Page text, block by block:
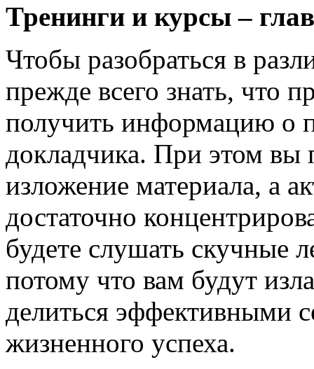
Тренинги и курсы –
Чтобы разобраться в
прежде всего знать, что
получить информацию о
докладчика. При этом вы
изложение материала, а
достаточно
будете слушать скучные
потому что вам будут
делиться эффективными
жизненного успеха.